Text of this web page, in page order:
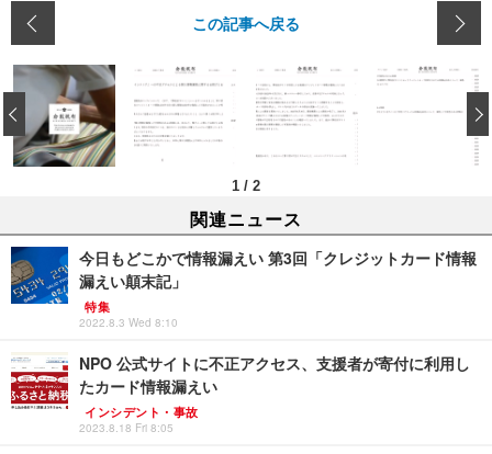
この記事へ戻る
1 / 2
‹
関連ニュース
今日もどこかで情報漏えい 第3回「クレジットカード情報
漏えい顛末記」
特集
2022.8.3 Wed 8:10
NPO 公式サイトに不正アクセス、支援者が寄付に利用し
たカード情報漏えい
インシデント・事故
2023.8.18 Fri 8:05